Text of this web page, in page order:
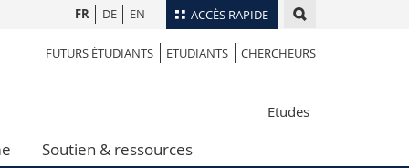
ACCÈS RAPIDE
Annuaire du personnel
Webmail
FR DE EN
FUTURS ÉTUDIANTS ETUDIANTS CHERCHEURS
Etudes
Soutien & ressources